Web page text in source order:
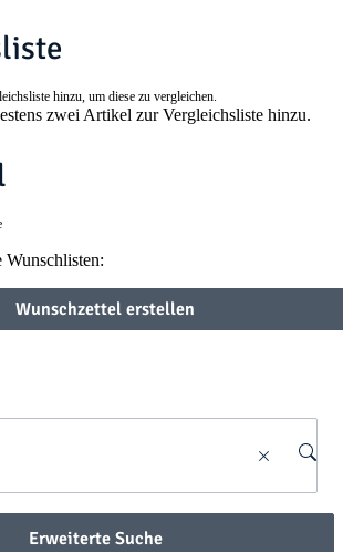
hinzu, um diese zu vergleichen.
zwei Artikel zur Vergleichsliste hinzu.
Wunschzettel erstellen
Erweiterte Suche